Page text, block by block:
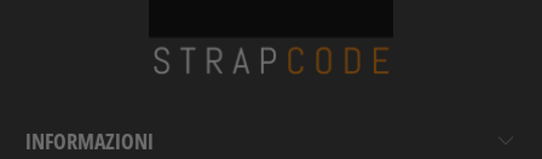
INFORMAZIONI